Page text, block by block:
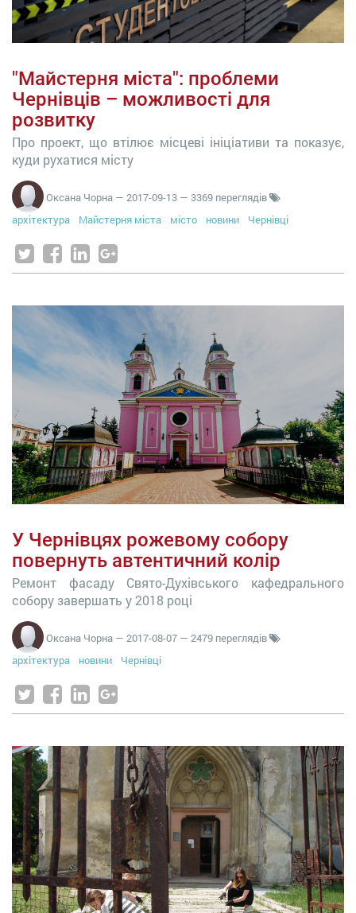
"Майстерня міста": проблеми
Чернівців – можливості для
розвитку
Про проект, що втілює місцеві ініціативи та показує,
куди рухатися місту
Оксана Чорна — 2017-09-13 — 3369 переглядів
архітектура
Майстерня міста місто новини Чернівці
У Чернівцях рожевому собору
повернуть автентичний колір
Ремонт фасаду Свято-Духівського кафедрального
собору завершать у 2018 році
Оксана Чорна — 2017-08-07 — 2479 переглядів
архітектура
новини Чернівці